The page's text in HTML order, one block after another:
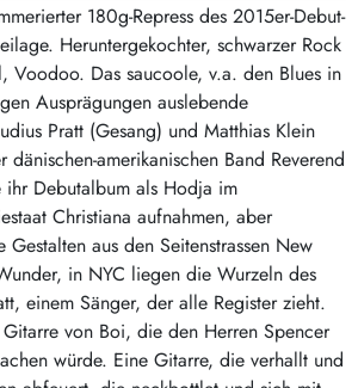
180g-Repress des 2015er-Debut-
Heruntergekochter, schwarzer Rock
Voodoo. Das saucoole, v.a. den Blues in
Ausprägungen auslebende
Pratt (Gesang) und Matthias Klein
amerikanischen Band Reverend
Debutalbum als Hodja im
Christiana aufnahmen, aber
aus den Seitenstrassen New
in NYC liegen die Wurzeln des
einem Sänger, der alle Register zieht.
von Boi, die den Herren Spencer
würde. Eine Gitarre, die verhallt und